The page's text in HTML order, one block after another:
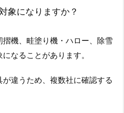
象になりますか？
機、畦塗り機・ハロー、除雪
なることがあります。
違うため、複数社に確認する